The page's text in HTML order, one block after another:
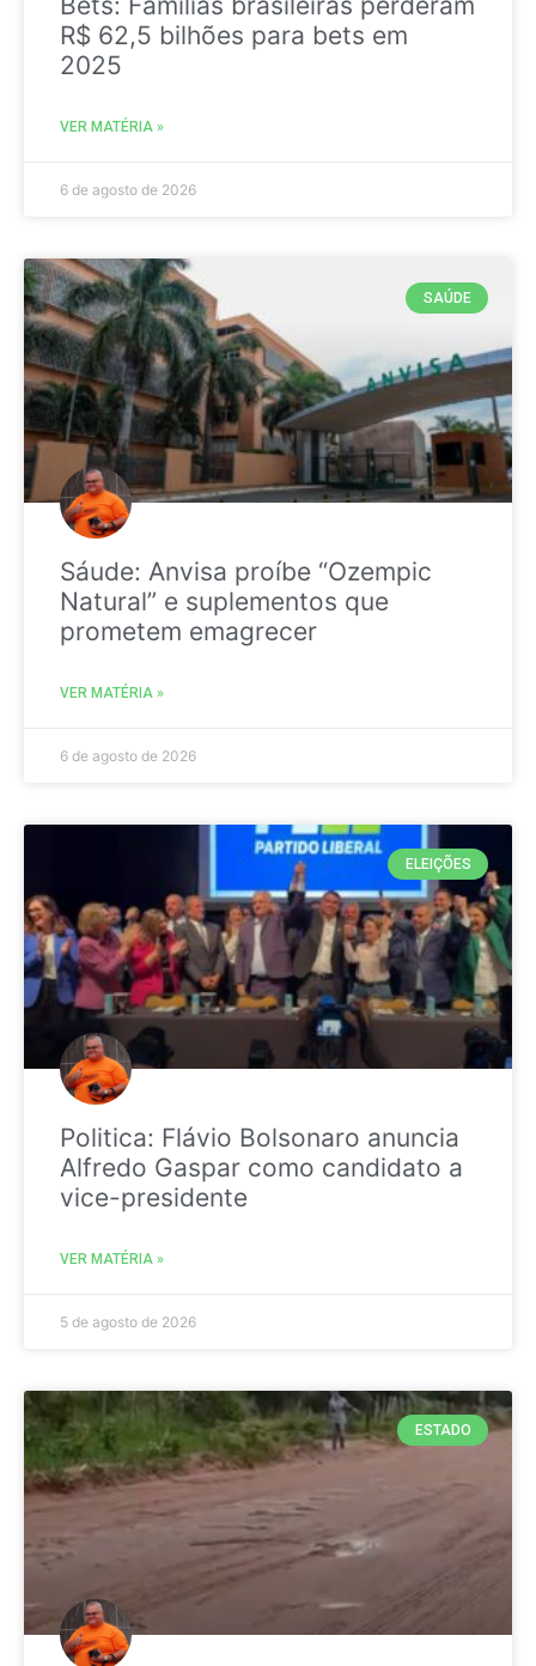
R$ 62,5 bilhões para bets em
2025
VER MATÉRIA »
6 de agosto de 2026
SAÚDE
Sáude: Anvisa proíbe “Ozempic
Natural” e suplementos que
prometem emagrecer
VER MATÉRIA »
6 de agosto de 2026
ELEIÇÕES
Politica: Flávio Bolsonaro anuncia
Alfredo Gaspar como candidato a
vice-presidente
VER MATÉRIA »
5 de agosto de 2026
ESTADO